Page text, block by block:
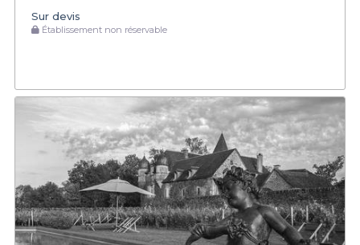
Sur devis
Établissement non réservable